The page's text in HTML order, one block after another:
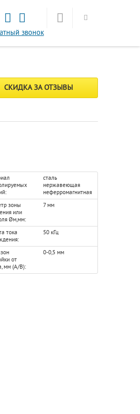
звонок
СКИДКА ЗА ОТЗЫВЫ
сталь
нержавеющая
неферромагнитная
зоны
или
Øм,мм:
7 мм
тока
50 кГц
от
мм (А/В):
0-0,5 мм